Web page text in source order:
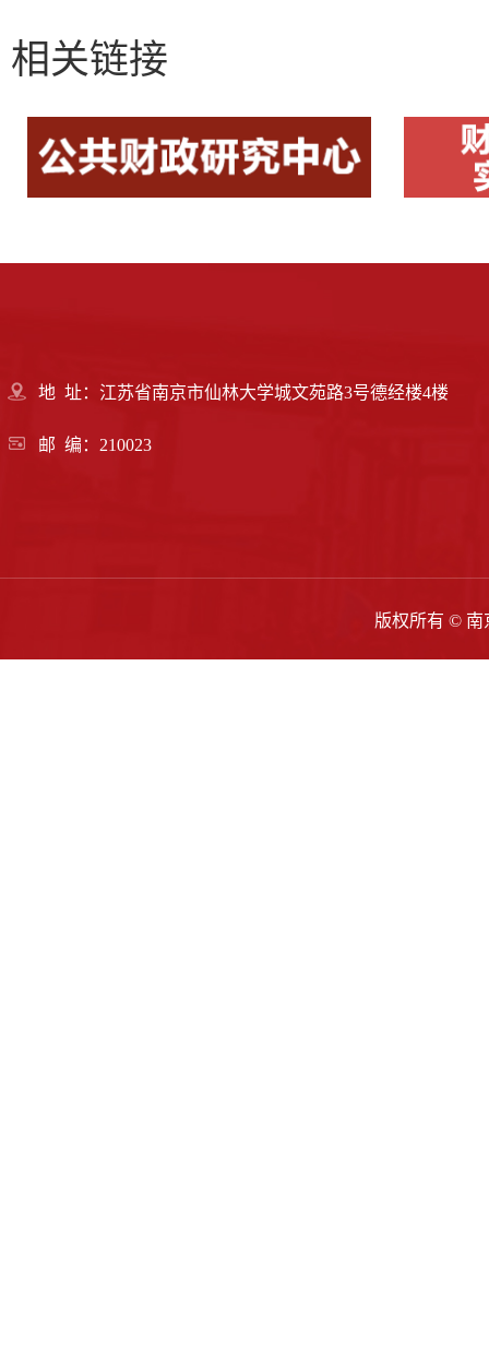
相关链接
地 址：江苏省南京市仙林大学城文苑路3号德经楼4楼
邮 编：210023
版权所有 ©